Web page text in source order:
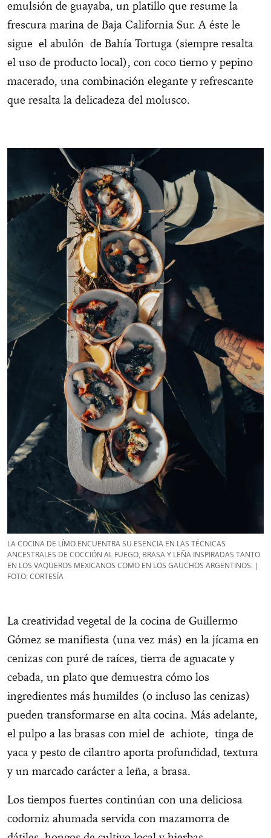
emulsión de guayaba, un platillo que resume la
frescura marina de Baja California Sur. A éste le
sigue el abulón de Bahía Tortuga (siempre resalta
el uso de producto local), con coco tierno y pepino
macerado, una combinación elegante y refrescante
que resalta la delicadeza del molusco.
LA COCINA DE LÍMO ENCUENTRA SU ESENCIA EN LAS TÉCNICAS
ANCESTRALES DE COCCIÓN AL FUEGO, BRASA Y LEÑA INSPIRADAS TANTO
EN LOS VAQUEROS MEXICANOS COMO EN LOS GAUCHOS ARGENTINOS. |
FOTO: CORTESÍA
La creatividad vegetal de la cocina de Guillermo
Gómez se manifiesta (una vez más) en la jícama en
cenizas con puré de raíces, tierra de aguacate y
cebada, un plato que demuestra cómo los
ingredientes más humildes (o incluso las cenizas)
pueden transformarse en alta cocina. Más adelante,
el pulpo a las brasas con miel de achiote, tinga de
yaca y pesto de cilantro aporta profundidad, textura
y un marcado carácter a leña, a brasa.
Los tiempos fuertes continúan con una deliciosa
codorniz ahumada servida con mazamorra de